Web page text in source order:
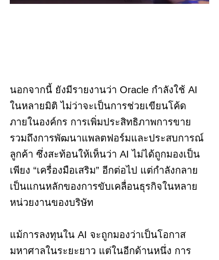
นอกจากนี้ ยังมีรายงานว่า Oracle กำลังใช้ AI
ในหลายมิติ ไม่ว่าจะเป็นการช่วยเขียนโค้ด
ภายในองค์กร การเพิ่มประสิทธิภาพการขาย
รวมถึงการพัฒนาแพลตฟอร์มและประสบการณ์
ลูกค้า ซึ่งสะท้อนให้เห็นว่า AI ไม่ได้ถูกมองเป็น
เพียง “เครื่องมือเสริม” อีกต่อไป แต่กำลังกลาย
เป็นแกนหลักของการขับเคลื่อนธุรกิจในหลาย
หน่วยงานของบริษัท
แม้การลงทุนใน AI จะถูกมองว่าเป็นโอกาส
มหาศาลในระยะยาว แต่ในอีกด้านหนึ่ง การ